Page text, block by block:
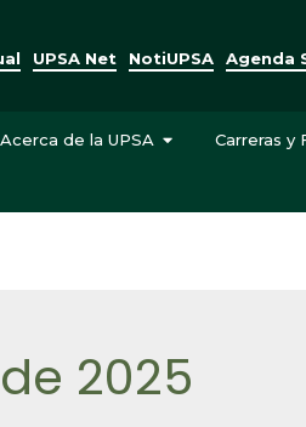
UPSA Net NotiUPSA Agenda
Acerca de la UPSA Carreras y
2025